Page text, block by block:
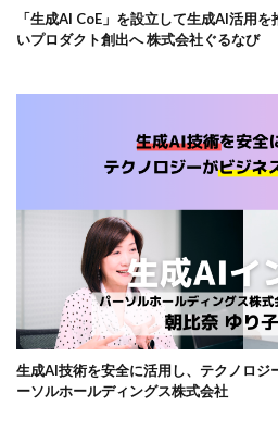
「生成AI CoE」を設立して生成AI活用
いプロダクト創出へ 株式会社ぐるなび
生成AI技術を安全に活用し、テクノロジ
ーソルホールディングス株式会社